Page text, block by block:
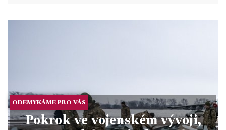
ODEMYKÁME PRO VÁS
Pokrok ve vojenském vývoji,